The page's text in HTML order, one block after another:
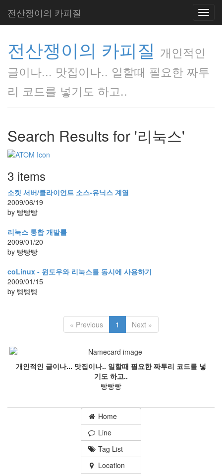
전산쟁이의 카피질
전산쟁이의 카피질 개인적인
글이나... 맛집이나.. 일할때 필요한 짜투
리 코드를 넣기도 하고..
Search Results for '리눅스'
3 items
소켓 서버/클라이언트 소스-유닉스 계열
2009/06/19
by 빵빵빵
리눅스 통합 개발툴
2009/01/20
by 빵빵빵
coLinux - 윈도우와 리눅스를 동시에 사용하기
2009/01/15
by 빵빵빵
« Previous 1 Next »
개인적인 글이나... 맛집이나.. 일할때 필요한 짜투리 코드를 넣
기도 하고..
빵빵빵
Home
Line
Tag List
Location